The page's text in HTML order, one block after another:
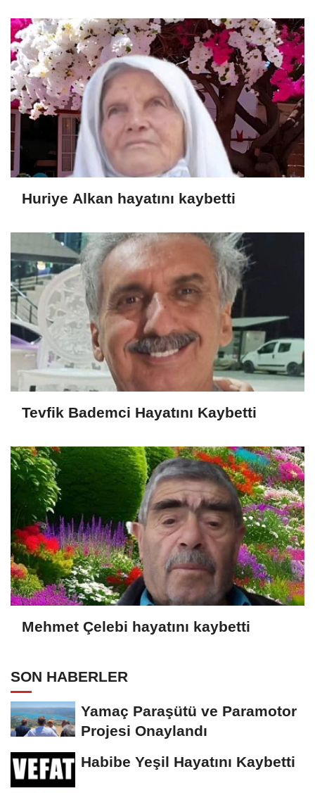
Huriye Alkan hayatını kaybetti
Tevfik Bademci Hayatını Kaybetti
Mehmet Çelebi hayatını kaybetti
SON HABERLER
Yamaç Paraşütü ve Paramotor
Projesi Onaylandı
Habibe Yeşil Hayatını Kaybetti